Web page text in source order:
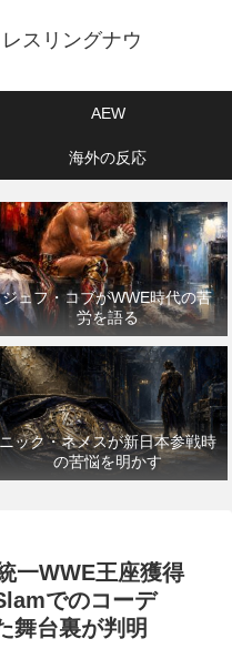
スリングナウ
AEW
海外の反応
ジェフ・コブがWWE時代の苦
労を語る
ニック・ネメスが新日本参戦時
の苦悩を明かす
一WWE王座獲得
でのコーデ
舞台裏が判明